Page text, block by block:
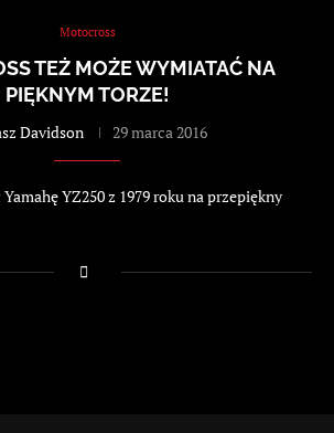
Motocross
TEŻ MOŻE WYMIATAĆ NA
PIĘKNYM TORZE!
Davidson 29 marca 2016
YZ250 z 1979 roku na przepiękny